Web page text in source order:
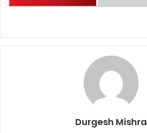
Durgesh Mishra